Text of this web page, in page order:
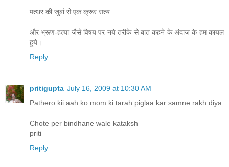
पत्थर की जुबां से एक क्रूर सत्य...
और भ्रूण-हत्या जैसे विषय पर नये तरीके से बात कहने के अंदाज के हम कायल
हुये।
Reply
pritigupta July 16, 2009 at 10:30 AM
Pathero kii aah ko mom ki tarah piglaa kar samne rakh diya
Chote per bindhane wale kataksh
priti
Reply